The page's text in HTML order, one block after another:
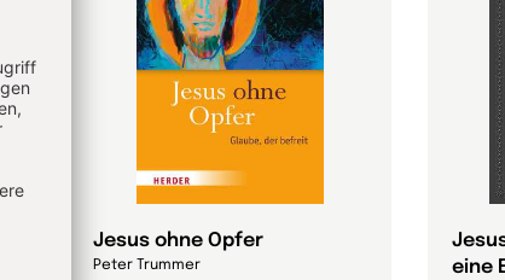
Jesus ohne Opfer
Peter Trummer
eine